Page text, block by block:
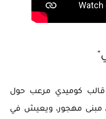
قالب كوميدي مرعب حول
مبنى مهجور، ويعيش في